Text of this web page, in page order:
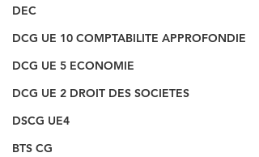
DEC
DCG UE 10 COMPTABILITE APPROFONDIE
DCG UE 5 ECONOMIE
DCG UE 2 DROIT DES SOCIETES
DSCG UE4
BTS CG